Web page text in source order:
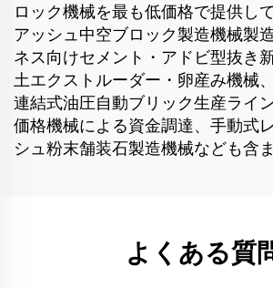
ロック機械を最も低価格で提供し
アッシュ中空ブロック製造機械製
ネス向けセメント・アドビ型抜き
土エクストルーダー・卵産み機械
連結式油圧自動ブリック生産ライ
価格機械による資金調達、手動式
シュ粉末舗装石製造機械なども含
よくある質